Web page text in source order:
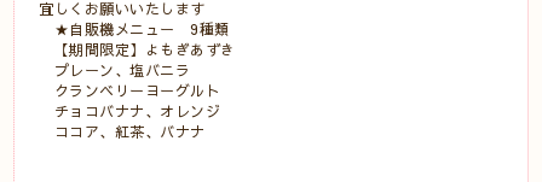
宜しくお願いいたします
★自販機メニュー 9種類
【期間限定】よもぎあずき
プレーン、塩バニラ
クランベリーヨーグルト
チョコバナナ、オレンジ
ココア、紅茶、バナナ